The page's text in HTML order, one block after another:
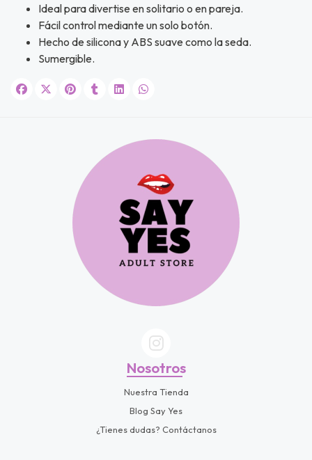
JUGAR
Ideal para divertise en solitario o en pareja.
Fácil control mediante un solo botón.
Hecho de silicona y ABS suave como la seda.
Sumergible.
Nosotros
Nuestra Tienda
Blog Say Yes
¿Tienes dudas? Contáctanos